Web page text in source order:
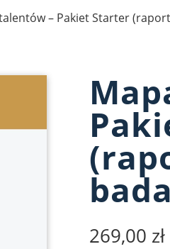
– Pakiet Starter
269,00 zł